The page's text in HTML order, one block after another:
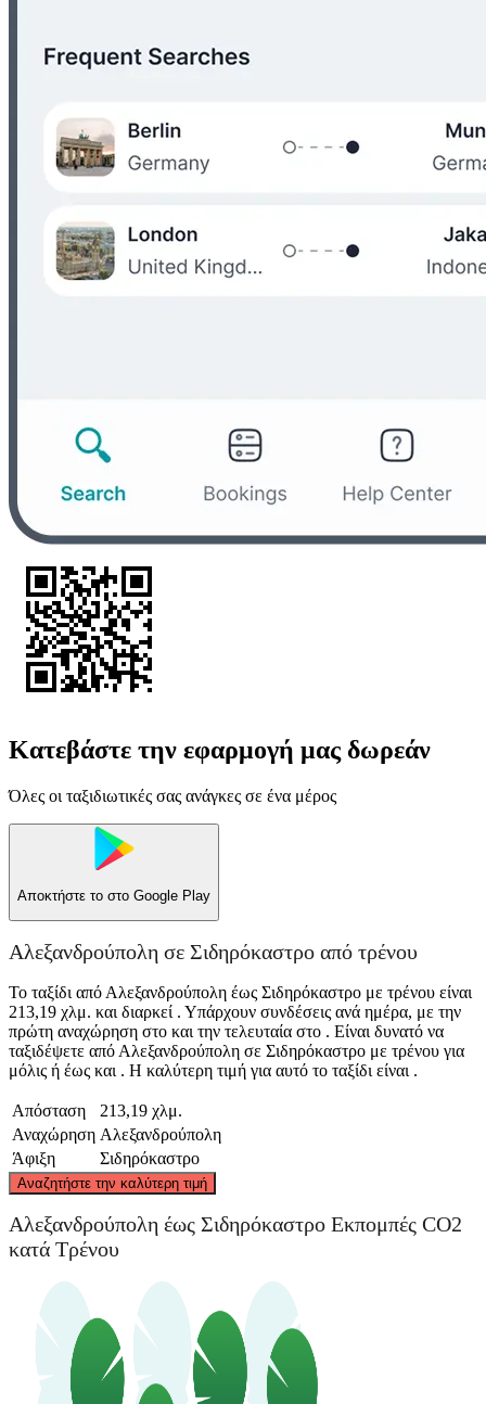
Κατεβάστε την εφαρμογή μας δωρεάν
Όλες οι ταξιδιωτικές σας ανάγκες σε ένα μέρος
Αποκτήστε το στο Google Play
Αλεξανδρούπολη σε Σιδηρόκαστρο από τρένου
Το ταξίδι από Αλεξανδρούπολη έως Σιδηρόκαστρο με τρένου είναι
213,19 χλμ. και διαρκεί . Υπάρχουν συνδέσεις ανά ημέρα, με την
πρώτη αναχώρηση στο και την τελευταία στο . Είναι δυνατό να
ταξιδέψετε από Αλεξανδρούπολη σε Σιδηρόκαστρο με τρένου για
μόλις ή έως και . Η καλύτερη τιμή για αυτό το ταξίδι είναι .
Απόσταση
213,19 χλμ.
Αναχώρηση Αλεξανδρούπολη
Άφιξη
Σιδηρόκαστρο
Αναζητήστε την καλύτερη τιμή
Sidirokastro
Αλεξανδρούπολη έως Σιδηρόκαστρο Εκπομπές CO2
κατά Τρένου